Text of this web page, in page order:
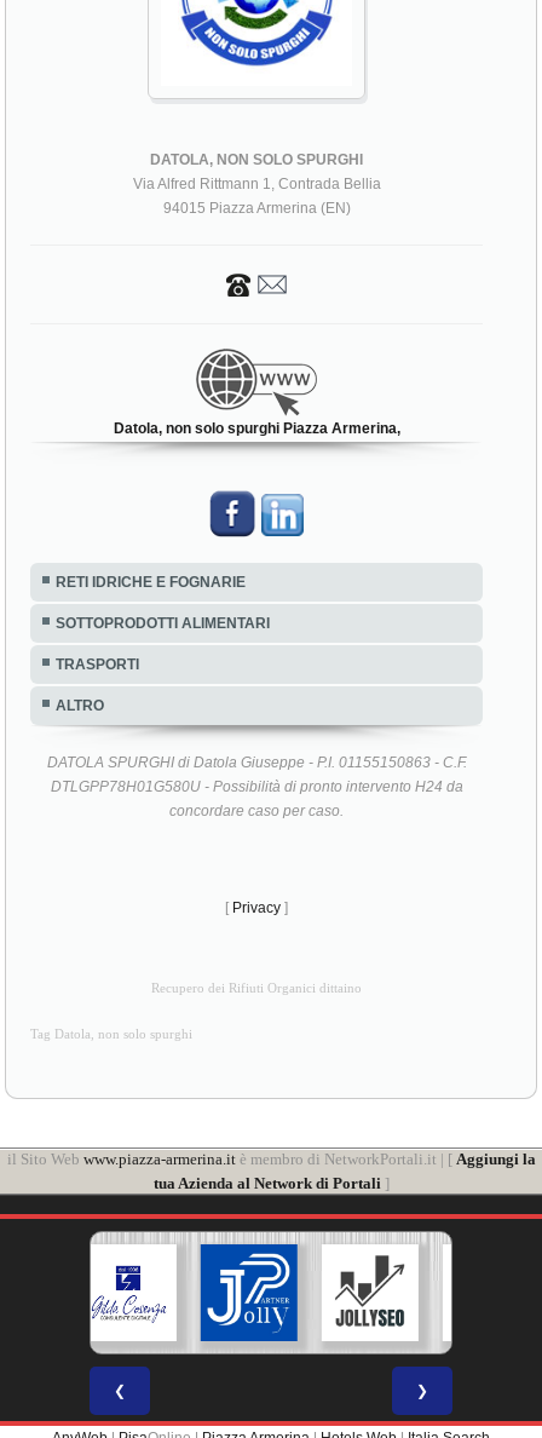
DATOLA, NON SOLO SPURGHI
Via Alfred Rittmann 1, Contrada Bellia
Datola, non solo spurghi Piazza Armerina,
DATOLA SPURGHI di Datola Giuseppe - P.I. 01155150863 - C.F.
DTLGPP78H01G580U - Possibilità di pronto intervento H24 da
www.piazza-armerina.it è membro di NetworkPortali.it | [
Aggiungi la
tua Azienda al Network di Portali]